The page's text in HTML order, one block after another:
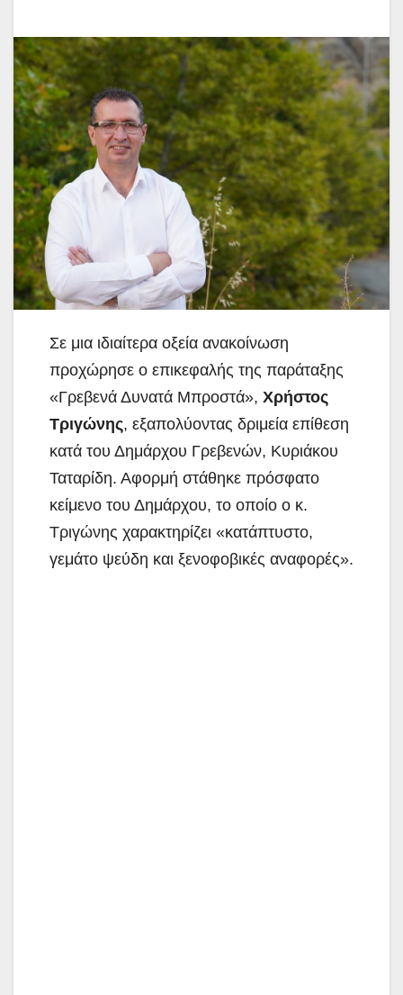
Σε μια ιδιαίτερα οξεία ανακοίνωση
προχώρησε ο επικεφαλής της παράταξης
«Γρεβενά Δυνατά Μπροστά», Χρήστος
Τριγώνης, εξαπολύοντας δριμεία επίθεση
κατά του Δημάρχου Γρεβενών, Κυριάκου
Ταταρίδη. Αφορμή στάθηκε πρόσφατο
κείμενο του Δημάρχου, το οποίο ο κ.
Τριγώνης χαρακτηρίζει «κατάπτυστο,
γεμάτο ψεύδη και ξενοφοβικές αναφορές».